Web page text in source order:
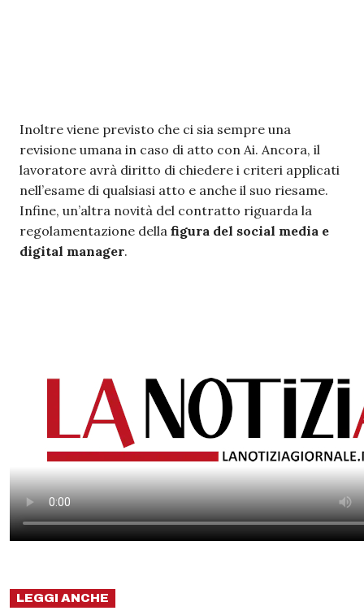
Inoltre viene previsto che ci sia sempre una
revisione umana in caso di atto con Ai. Ancora, il
lavoratore avrà diritto di chiedere i criteri applicati
nell’esame di qualsiasi atto e anche il suo riesame.
Infine, un’altra novità del contratto riguarda la
regolamentazione della figura del social media e
digital manager.
LEGGI ANCHE